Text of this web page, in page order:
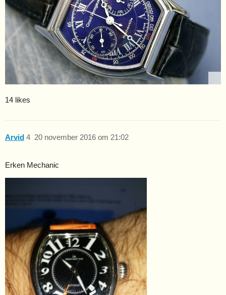
14 likes
Arvid 20 november 2016 om 21:02
4
Erken Mechanic